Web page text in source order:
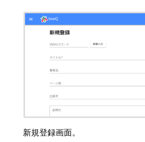
新規登録画面。